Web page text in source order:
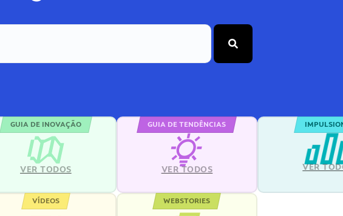
GUIA DE INOVAÇÃO
VER TODOS
GUIA DE TENDÊNCIAS
VER TODOS VER
VÍDEOS WEBSTORIES